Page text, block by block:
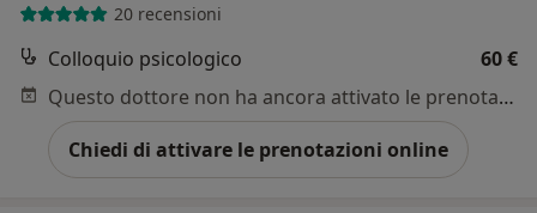
20 recensioni
Colloquio psicologico
60 €
Questo dottore non ha ancora attivato le prenotazioni online presso questo indirizzo.
Chiedi di attivare le prenotazioni online